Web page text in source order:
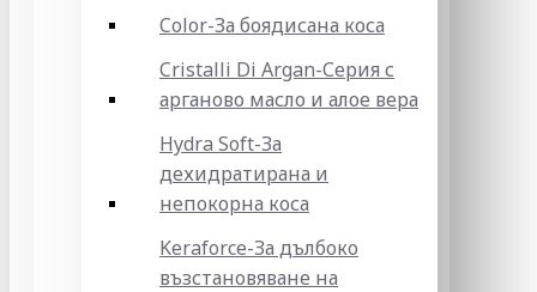
Color-За боядисана коса
Cristalli Di Argan-Серия с
арганово масло и алое вера
Hydra Soft-За
дехидратирана и
непокорна коса
Keraforce-За дълбоко
възстановяване на